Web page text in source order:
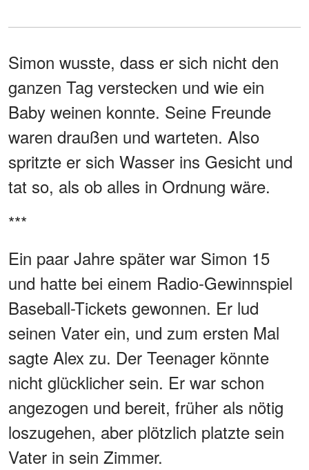
Simon wusste, dass er sich nicht den
ganzen Tag verstecken und wie ein
Baby weinen konnte. Seine Freunde
waren draußen und warteten. Also
spritzte er sich Wasser ins Gesicht und
tat so, als ob alles in Ordnung wäre.
***
Ein paar Jahre später war Simon 15
und hatte bei einem Radio-Gewinnspiel
Baseball-Tickets gewonnen. Er lud
seinen Vater ein, und zum ersten Mal
sagte Alex zu. Der Teenager könnte
nicht glücklicher sein. Er war schon
angezogen und bereit, früher als nötig
loszugehen, aber plötzlich platzte sein
Vater in sein Zimmer.